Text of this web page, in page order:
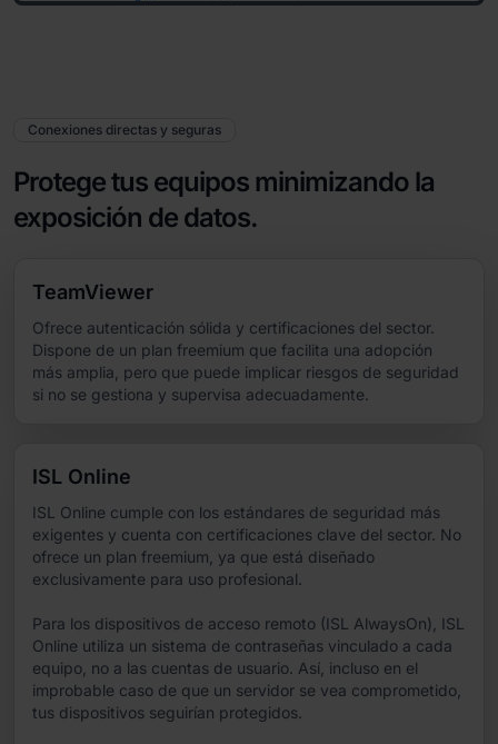
Conexiones directas y seguras
Protege tus equipos minimizando la
exposición de datos.
TeamViewer
Ofrece autenticación sólida y certificaciones del sector.
Dispone de un plan freemium que facilita una adopción
más amplia, pero que puede implicar riesgos de seguridad
si no se gestiona y supervisa adecuadamente.
ISL Online
ISL Online cumple con los estándares de seguridad más
exigentes y cuenta con certificaciones clave del sector. No
ofrece un plan freemium, ya que está diseñado
exclusivamente para uso profesional.
Para los dispositivos de acceso remoto (ISL AlwaysOn), ISL
Online utiliza un sistema de contraseñas vinculado a cada
equipo, no a las cuentas de usuario. Así, incluso en el
improbable caso de que un servidor se vea comprometido,
tus dispositivos seguirían protegidos.